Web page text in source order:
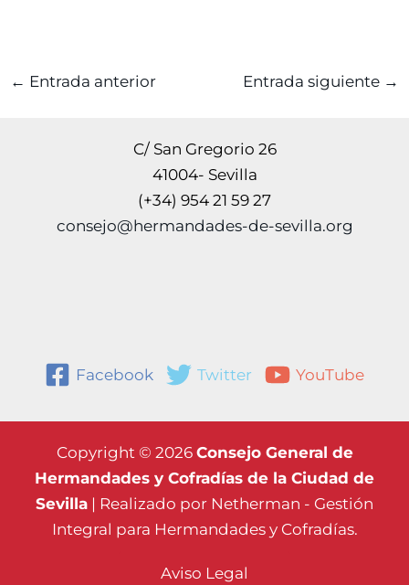
← Entrada anterior Entrada siguiente →
C/ San Gregorio 26
41004- Sevilla
(+34) 954 21 59 27
consejo@hermandades-de-sevilla.org
Facebook Twitter YouTube
Copyright © 2026 Consejo General de
Hermandades y Cofradías de la Ciudad de
Sevilla | Realizado por Netherman - Gestión
Integral para Hermandades y Cofradías.
Aviso Legal